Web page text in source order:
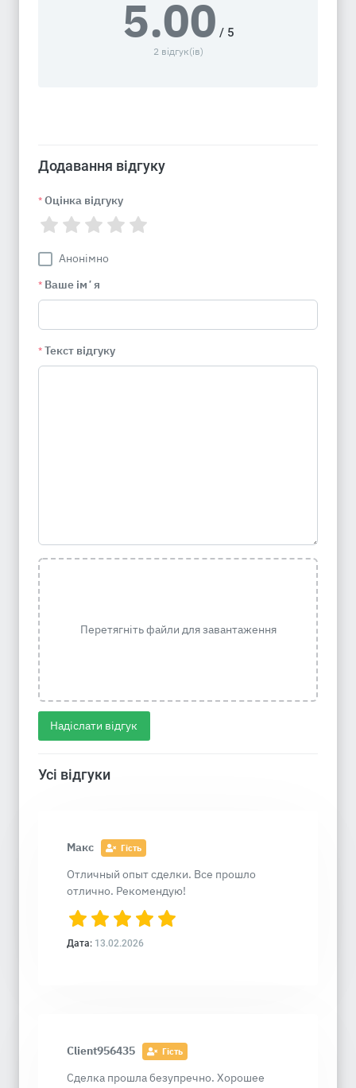
5.00 / 5
2 відгук(ів)
Додавання відгуку
* Оцінка відгуку
Анонімно
* Ваше імʼя
* Текст відгуку
Перетягніть файли для завантаження
Надіслати відгук
Усі відгуки
Макс Гість
Отличный опыт сделки. Все прошло
отлично. Рекомендую!
Дата: 13.02.2026
Client956435 Гість
Сделка прошла безупречно. Хорошее